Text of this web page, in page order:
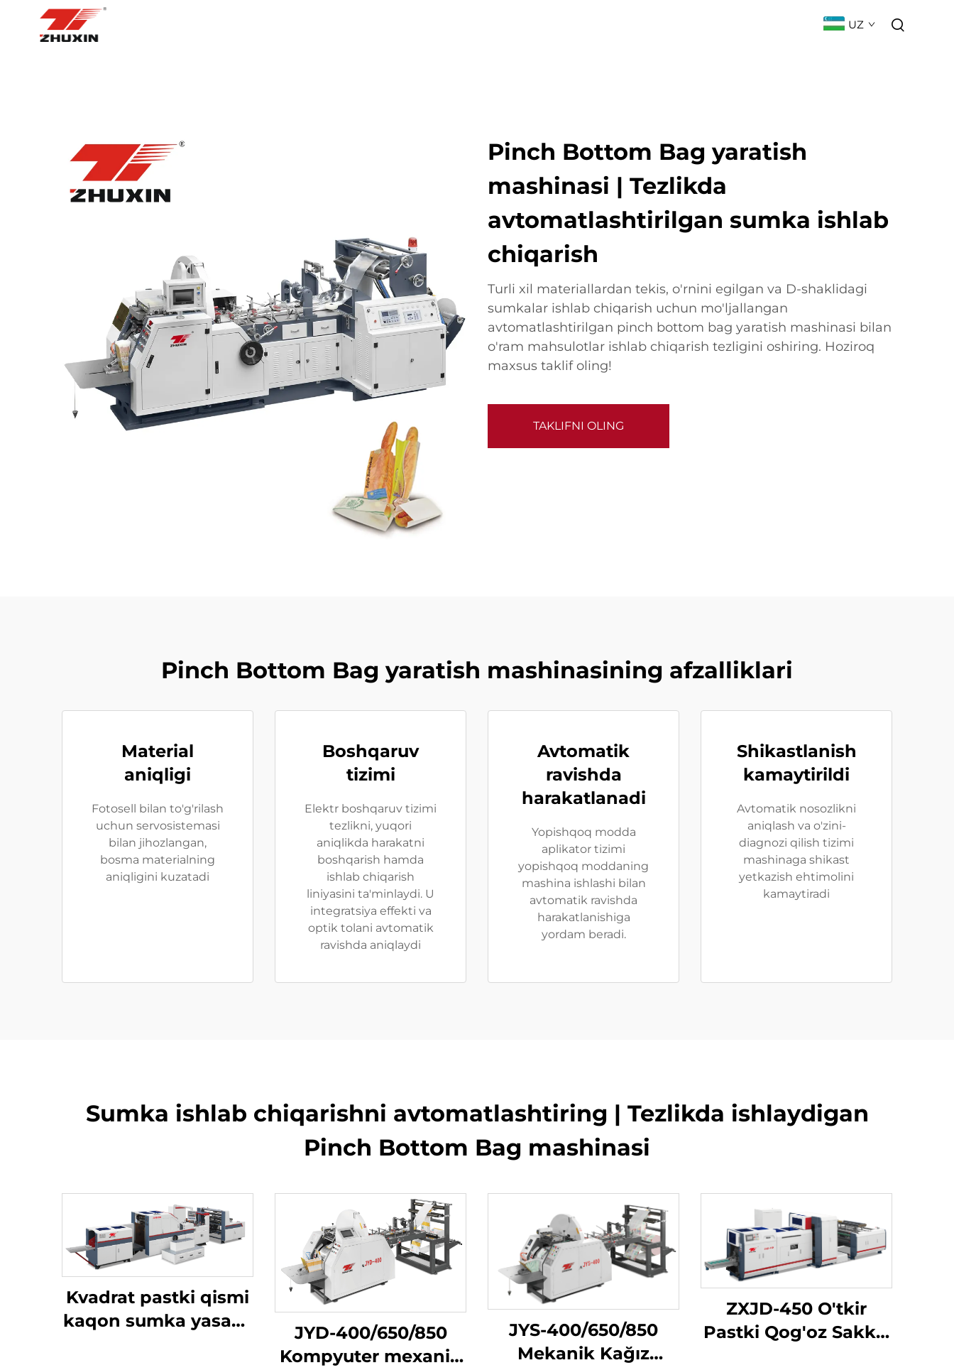
UZ
Pinch Bottom Bag yaratish
mashinasi | Tezlikda
avtomatlashtirilgan sumka ishlab
chiqarish
Turli xil materiallardan tekis, o'rnini egilgan va D-shaklidagi
sumkalar ishlab chiqarish uchun mo'ljallangan
avtomatlashtirilgan pinch bottom bag yaratish mashinasi bilan
o'ram mahsulotlar ishlab chiqarish tezligini oshiring. Hoziroq
maxsus taklif oling!
TAKLIFNI OLING
Pinch Bottom Bag yaratish mashinasining afzalliklari
Material
aniqligi
Fotosell bilan to'g'rilash
uchun servosistemasi
bilan jihozlangan,
bosma materialning
aniqligini kuzatadi
Boshqaruv
tizimi
Elektr boshqaruv tizimi
tezlikni, yuqori
aniqlikda harakatni
boshqarish hamda
ishlab chiqarish
liniyasini ta'minlaydi. U
integratsiya effekti va
optik tolani avtomatik
ravishda aniqlaydi
Avtomatik
ravishda
harakatlanadi
Yopishqoq modda
aplikator tizimi
yopishqoq moddaning
mashina ishlashi bilan
avtomatik ravishda
harakatlanishiga
yordam beradi.
Shikastlanish
kamaytirildi
Avtomatik nosozlikni
aniqlash va o'zini-
diagnozi qilish tizimi
mashinaga shikast
yetkazish ehtimolini
kamaytiradi
Sumka ishlab chiqarishni avtomatlashtiring | Tezlikda ishlaydigan
Pinch Bottom Bag mashinasi
Kvadrat pastki qismi
kaqon sumka yasash
JYD-400/650/850
Kompyuter mexanik
JYS-400/650/850
Mekanik Kağız
ZXJD-450 O'tkir
Pastki Qog'oz Sakkiz